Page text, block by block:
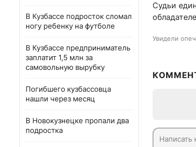
В Кузбассе подросток сломал
ногу ребенку на футболе
В Кузбассе предприниматель
заплатит 1,5 млн за
самовольную вырубку
Погибшего кузбассовца
нашли через месяц
В Новокузнецке пропали два
подростка
Судьи
Увидели